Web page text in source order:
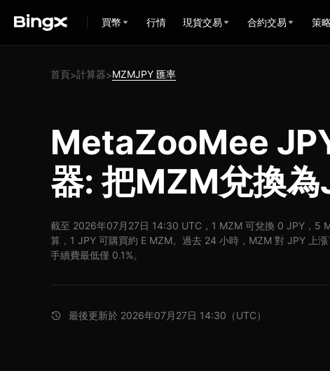
買幣 行情 現貨交易 合約交易 策
首頁>計算器>MZMJPY 匯率
MetaZooMee
器: 把MZM兌換
截至 2026年07月27日 14:30 UTC，1 MZM 可兌換 0 JPY，5
算，1 JPY 可購買約 E MZM。過去 24 小時，MZM 對 JPY 上
手續費最低僅 0.1%。
最後更新於 2026年07月27日 14:30（UTC）